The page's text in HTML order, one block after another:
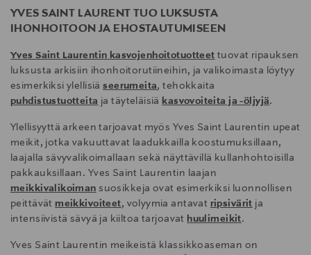
YVES SAINT LAURENT TUO LUKSUSTA
IHONHOITOON JA EHOSTAUTUMISEEN
Yves Saint Laurentin kasvojenhoitotuotteet tuovat ripauksen
luksusta arkisiin ihonhoitorutiineihin, ja valikoimasta löytyy
esimerkiksi ylellisiäseerumeita, tehokkaita
puhdistustuotteita ja täyteläisiä kasvovoiteita ja -öljyjä.
Ylellisyyttä arkeen tarjoavat myös Yves Saint Laurentin upeat
meikit, jotka vakuuttavat laadukkailla koostumuksillaan,
laajalla sävyvalikoimallaan sekä näyttävillä kullanhohtoisilla
pakkauksillaan. Yves Saint Laurentin laajan
meikkivalikoiman suosikkeja ovat esimerkiksi luonnollisen
peittävät meikkivoiteet, volyymia antavat ripsivärit ja
intensiivistä sävyä ja kiiltoa tarjoavat huulimeikit.
Yves Saint Laurentin meikeistä klassikkoaseman on